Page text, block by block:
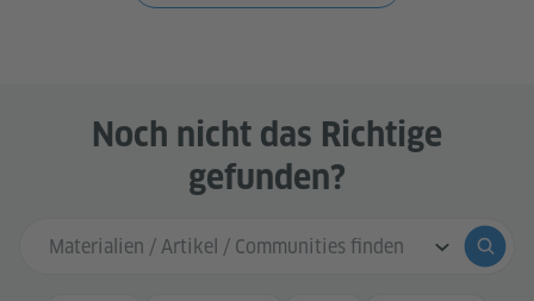
Noch nicht das Richtige
gefunden?
Sucheingabe